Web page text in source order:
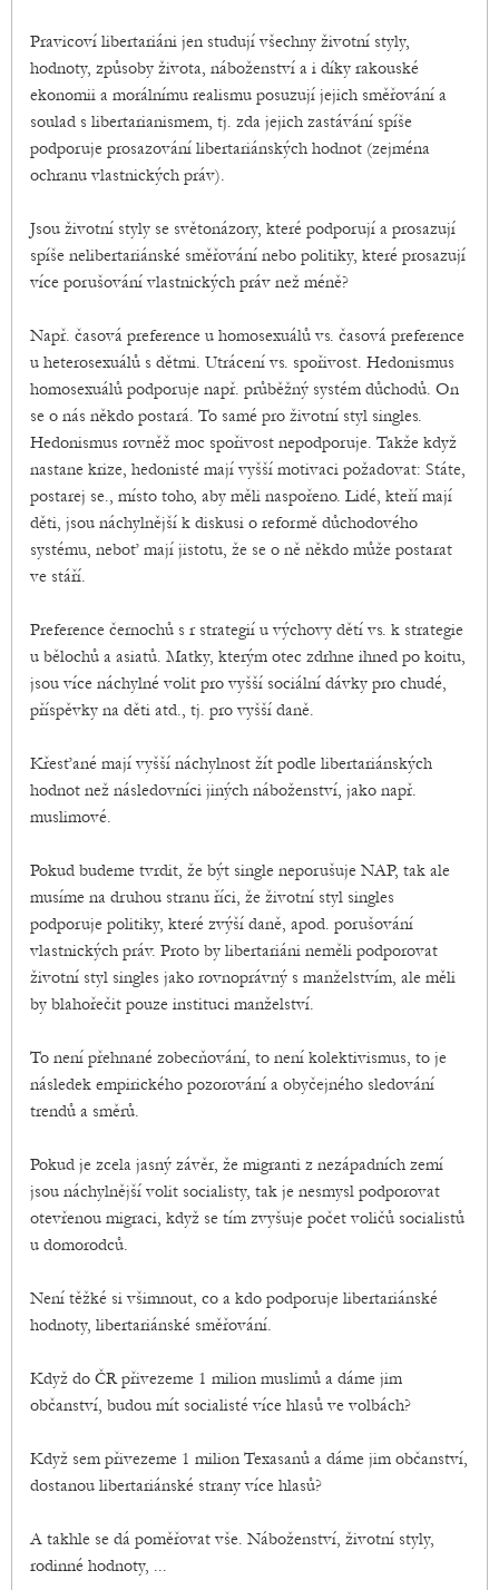
Pravicoví libertariáni jen studují všechny životní styly,
hodnoty, způsoby života, náboženství a i díky rakouské
ekonomii a morálnímu realismu posuzují jejich směřování a
soulad s libertarianismem, tj. zda jejich zastávání spíše
podporuje prosazování libertariánských hodnot (zejména
ochranu vlastnických práv).
Jsou životní styly se světonázory, které podporují a prosazují
spíše nelibertariánské směřování nebo politiky, které prosazují
více porušování vlastnických práv než méně?
Např. časová preference u homosexuálů vs. časová preference
u heterosexuálů s dětmi. Utrácení vs. spořivost. Hedonismus
homosexuálů podporuje např. průběžný systém důchodů. On
se o nás někdo postará. To samé pro životní styl singles.
Hedonismus rovněž moc spořivost nepodporuje. Takže když
nastane krize, hedonisté mají vyšší motivaci požadovat: Státe,
postarej se., místo toho, aby měli naspořeno. Lidé, kteří mají
děti, jsou náchylnější k diskusi o reformě důchodového
systému, neboť mají jistotu, že se o ně někdo může postarat
ve stáří.
Preference černochů s r strategií u výchovy dětí vs. k strategie
u bělochů a asiatů. Matky, kterým otec zdrhne ihned po koitu,
jsou více náchylné volit pro vyšší sociální dávky pro chudé,
příspěvky na děti atd., tj. pro vyšší daně.
Křesťané mají vyšší náchylnost žít podle libertariánských
hodnot než následovníci jiných náboženství, jako např.
muslimové.
Pokud budeme tvrdit, že být single neporušuje NAP, tak ale
musíme na druhou stranu říci, že životní styl singles
podporuje politiky, které zvýší daně, apod. porušování
vlastnických práv. Proto by libertariáni neměli podporovat
životní styl singles jako rovnoprávný s manželstvím, ale měli
by blahořečit pouze instituci manželství.
To není přehnané zobecňování, to není kolektivismus, to je
následek empirického pozorování a obyčejného sledování
trendů a směrů.
Pokud je zcela jasný závěr, že migranti z nezápadních zemí
jsou náchylnější volit socialisty, tak je nesmysl podporovat
otevřenou migraci, když se tím zvyšuje počet voličů socialistů
u domorodců.
Není těžké si všimnout, co a kdo podporuje libertariánské
hodnoty, libertariánské směřování.
Když do ČR přivezeme 1 milion muslimů a dáme jim
občanství, budou mít socialisté více hlasů ve volbách?
Když sem přivezeme 1 milion Texasanů a dáme jim občanství,
dostanou libertariánské strany více hlasů?
A takhle se dá poměřovat vše. Náboženství, životní styly,
rodinné hodnoty, ...